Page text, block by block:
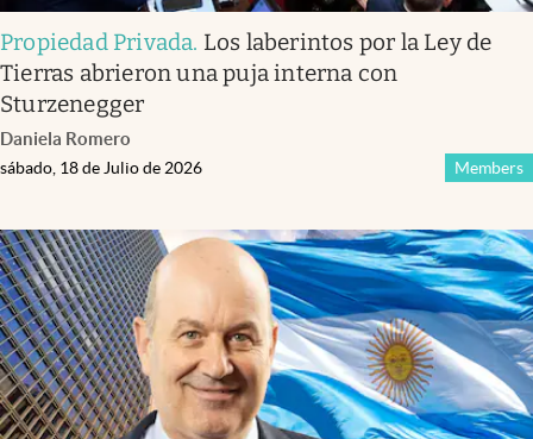
Propiedad Privada. Los laberintos por la Ley de
Tierras abrieron una puja interna con
Sturzenegger
Daniela Romero
Members
sábado, 18 de Julio de 2026